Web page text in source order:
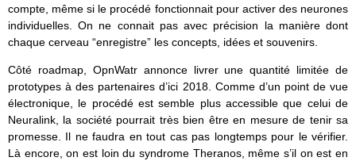
compte, même si le procédé fonctionnait pour activer des neurones
individuelles. On ne connait pas avec précision la manière dont
chaque cerveau “enregistre” les concepts, idées et souvenirs.
Côté roadmap, OpnWatr annonce livrer une quantité limitée de
prototypes à des partenaires d’ici 2018. Comme d’un point de vue
électronique, le procédé est semble plus accessible que celui de
Neuralink, la société pourrait très bien être en mesure de tenir sa
promesse. Il ne faudra en tout cas pas longtemps pour le vérifier.
Là encore, on est loin du syndrome Theranos, même s’il on est en